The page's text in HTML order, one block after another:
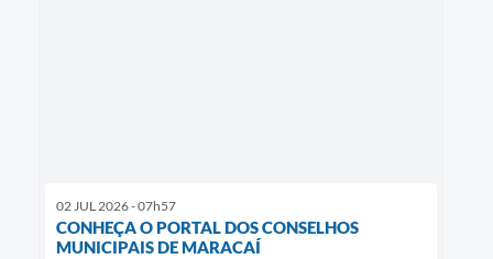
02 JUL 2026 - 07h57
CONHEÇA O PORTAL DOS CONSELHOS
MUNICIPAIS DE MARACAÍ